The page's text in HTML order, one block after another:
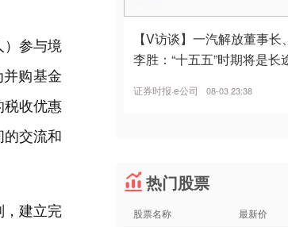
）参与境
购基金
税收优惠
交流和
，建立完
【V访谈】一汽解放董事
李胜：“十五五”时期将是长
证券时报·e公司 08-03 23:38
热门股票
股票名称 最新价